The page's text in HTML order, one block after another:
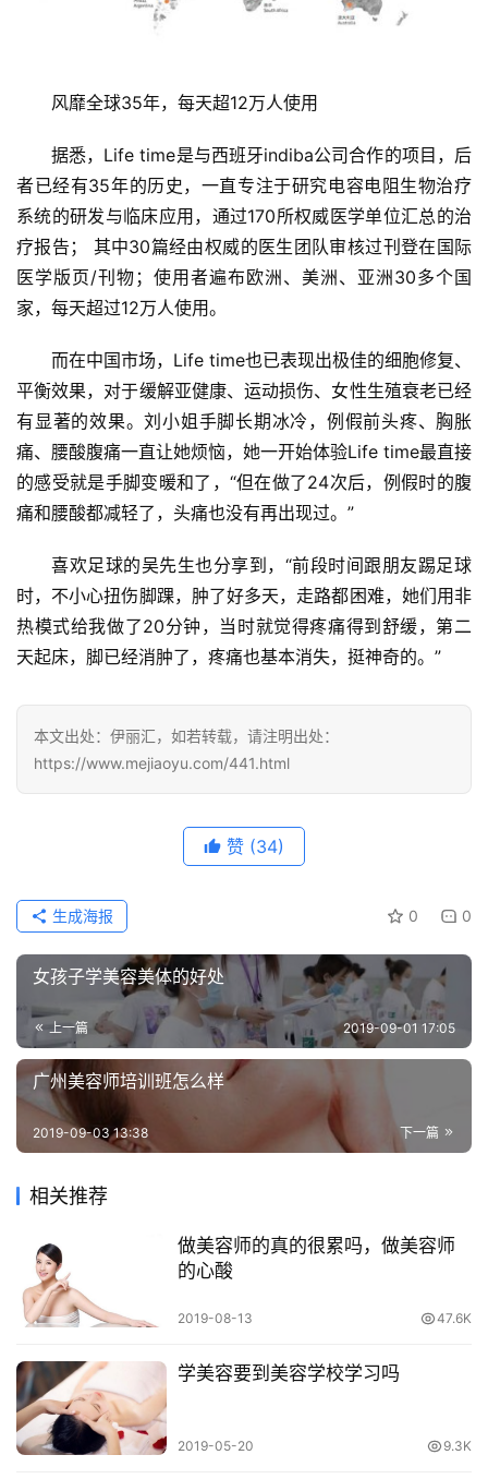
护
肤
秘
笈
产
品
评
测
联
们
登录 注册
风靡全球35年，每天超12万人使用
据悉，Life time是与西班牙indiba公司合作的项目，后
者已经有35年的历史，一直专注于研究电容电阻生物治疗
系统的研发与临床应用，通过170所权威医学单位汇总的治
疗报告； 其中30篇经由权威的医生团队审核过刊登在国际
医学版页/刊物；使用者遍布欧洲、美洲、亚洲30多个国
家，每天超过12万人使用。
而在中国市场，Life time也已表现出极佳的细胞修复、
平衡效果，对于缓解亚健康、运动损伤、女性生殖衰老已经
有显著的效果。刘小姐手脚长期冰冷，例假前头疼、胸胀
痛、腰酸腹痛一直让她烦恼，她一开始体验Life time最直接
的感受就是手脚变暖和了，“但在做了24次后，例假时的腹
痛和腰酸都减轻了，头痛也没有再出现过。”
喜欢足球的吴先生也分享到，“前段时间跟朋友踢足球
时，不小心扭伤脚踝，肿了好多天，走路都困难，她们用非
热模式给我做了20分钟，当时就觉得疼痛得到舒缓，第二
天起床，脚已经消肿了，疼痛也基本消失，挺神奇的。”
本文出处：伊丽汇，如若转载，请注明出处：
https://www.mejiaoyu.com/441.html
赞 (34)
0 0
生成海报
女孩子学美容美体的好处
上一篇 2019-09-01 17:05
广州美容师培训班怎么样
下一篇
2019-09-03 13:38
相关推荐
做美容师的真的很累吗，做美容师
的心酸
2019-08-13 47.6K
学美容要到美容学校学习吗
2019-05-20 9.3K